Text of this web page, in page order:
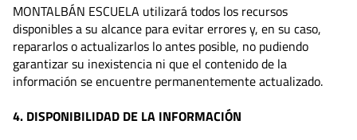
MONTALBÁN ESCUELA utilizará todos los recursos
disponibles a su alcance para evitar errores y, en su caso,
repararlos o actualizarlos lo antes posible, no pudiendo
garantizar su inexistencia ni que el contenido de la
información se encuentre permanentemente actualizado.
4. DISPONIBILIDAD DE LA INFORMACIÓN